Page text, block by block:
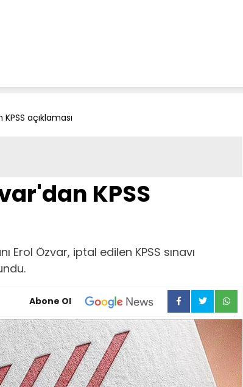
açıklaması
KPSS
Erol Özvar, iptal edilen KPSS sınavı
Abone Ol